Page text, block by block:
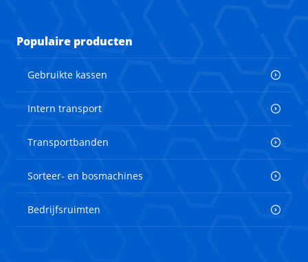
Populaire producten
Gebruikte kassen
Intern transport
Transportbanden
Sorteer- en bosmachines
Bedrijfsruimten